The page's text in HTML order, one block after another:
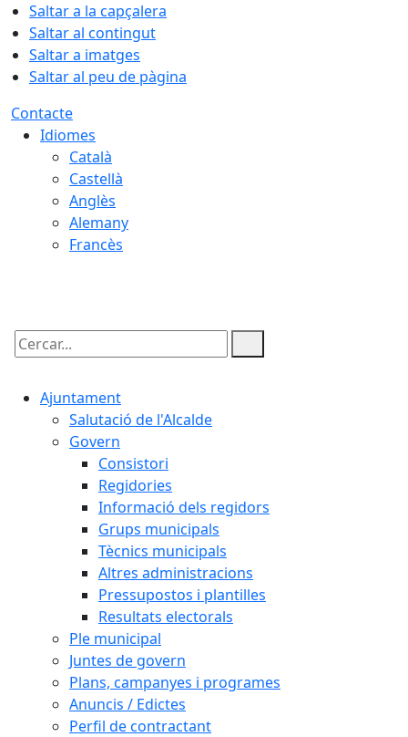
Saltar a la capçalera
Saltar al contingut
Saltar a imatges
Saltar al peu de pàgina
Contacte
Idiomes
Català
Castellà
Anglès
Alemany
Francès
Cercar:
Ajuntament
Salutació de l'Alcalde
Govern
Consistori
Regidories
Informació dels regidors
Grups municipals
Tècnics municipals
Altres administracions
Pressupostos i plantilles
Resultats electorals
Ple municipal
Juntes de govern
Plans, campanyes i programes
Anuncis / Edictes
Perfil de contractant